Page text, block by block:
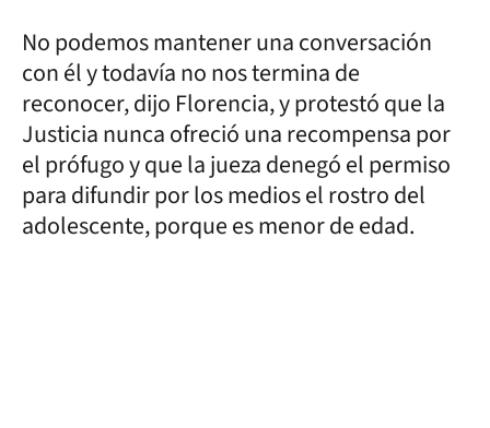
No podemos mantener una conversación
con él y todavía no nos termina de
reconocer, dijo Florencia, y protestó que la
Justicia nunca ofreció una recompensa por
el prófugo y que la jueza denegó el permiso
para difundir por los medios el rostro del
adolescente, porque es menor de edad.